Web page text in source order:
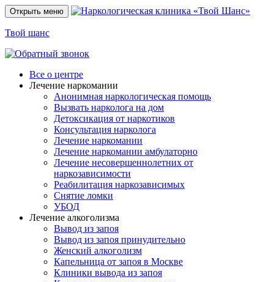
Открыть меню
Твой шанс
Все о центре
Лечение наркомании
Анонимная наркологическая помощь
Вызвать нарколога на дом
Детоксикация от наркотиков
Консультация нарколога
Лечение наркомании
Лечение наркомании амбулаторно
Лечение несовершеннолетних от
наркозависимости
Реабилитация наркозависимых
Снятие ломки
УБОД
Лечение алкоголизма
Вывод из запоя
Вывод из запоя принудительно
Женский алкоголизм
Капельница от запоя в Москве
Клиники вывода из запоя